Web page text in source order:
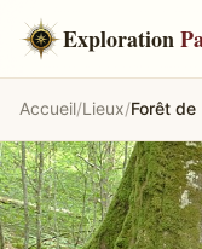
Exploration
Accueil/Lieux/Forêt de